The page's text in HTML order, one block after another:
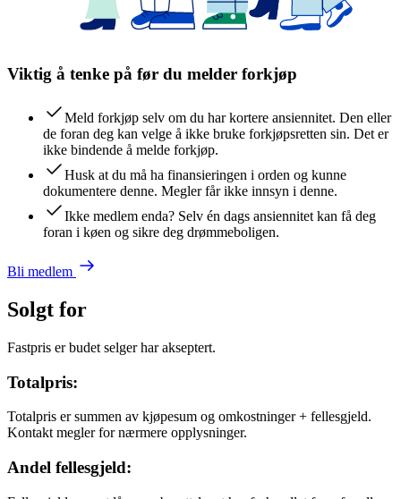
Viktig å tenke på før du melder forkjøp
Meld forkjøp selv om du har kortere ansiennitet. Den eller
de foran deg kan velge å ikke bruke forkjøpsretten sin. Det er
ikke bindende å melde forkjøp.
Husk at du må ha finansieringen i orden og kunne
dokumentere denne. Megler får ikke innsyn i denne.
Ikke medlem enda? Selv én dags ansiennitet kan få deg
foran i køen og sikre deg drømmeboligen.
Bli medlem
Solgt for
Fastpris er budet selger har akseptert.
Totalpris:
Totalpris er summen av kjøpesum og omkostninger + fellesgjeld.
Kontakt megler for nærmere opplysninger.
Andel fellesgjeld: